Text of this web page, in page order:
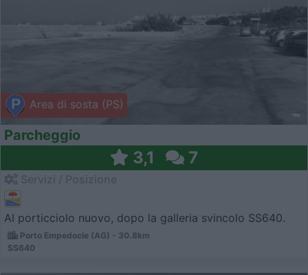
Area di sosta (PS)
Parcheggio
3,1 7
Al porticciolo nuovo, dopo la galleria svincolo SS640.
Porto Empedocle (AG) - 30.8km
SS640